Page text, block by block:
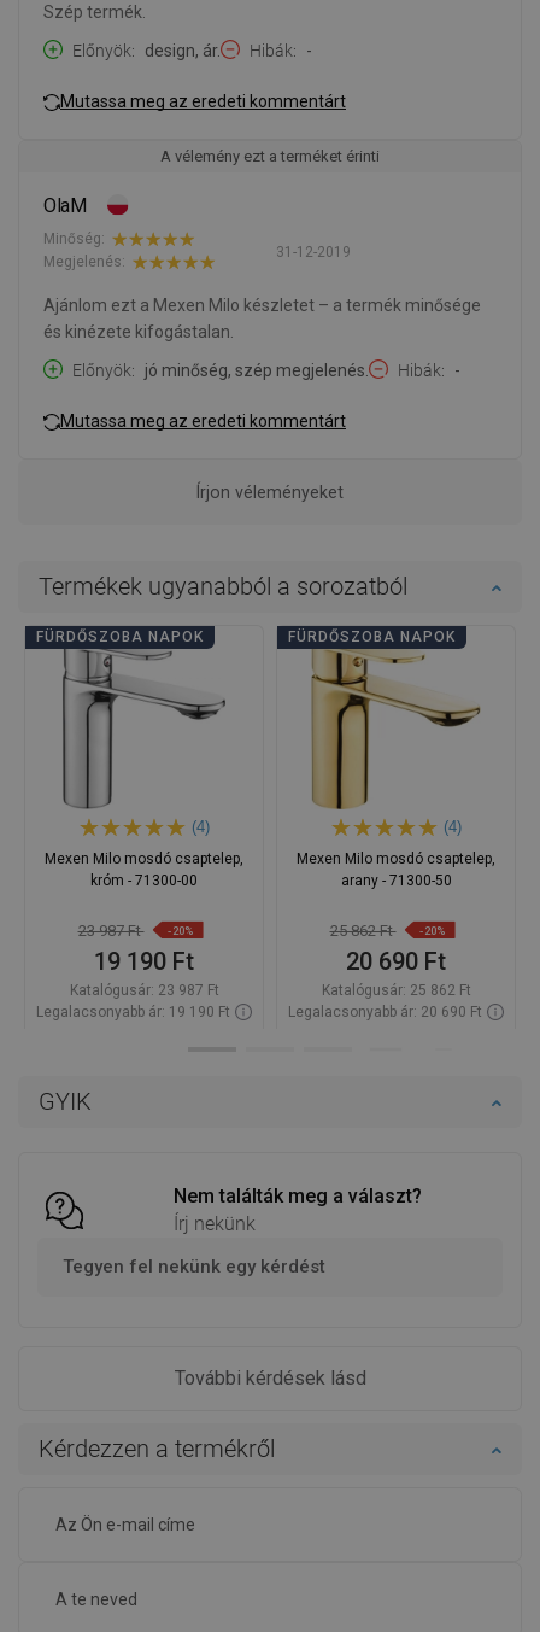
GYIK
Nem találták meg a választ?
Írj nekünk
Tegyen fel nekünk egy kérdést
További kérdések lásd
Szép termék.
Előnyök
design, ár. Hibák -
Mutassa meg az eredeti kommentárt
A vélemény ezt a terméket érinti
OlaM
31-12-2019
Minőség:
Megjelenés:
Ajánlom ezt a Mexen Milo készletet – a termék minősége
és kinézete kifogástalan.
Előnyök
jó minőség, szép megjelenés. Hibák -
Mutassa meg az eredeti kommentárt
Írjon véleményeket
Kérdezzen a termékről
Termékek ugyanabból a sorozatból
FÜRDŐSZOBA NAPOK
(4)
Mexen Milo mosdó csaptelep,
króm - 71300-00
23 987 Ft -20%
19 190 Ft
Katalógusár: 23 987 Ft
Legalacsonyabb ár: 19 190 Ft
FÜRDŐSZOBA NAPOK
(4)
Mexen Milo mosdó csaptelep,
arany - 71300-50
25 862 Ft -20%
20 690 Ft
Katalógusár: 25 862 Ft
Legalacsonyabb ár: 20 690 Ft